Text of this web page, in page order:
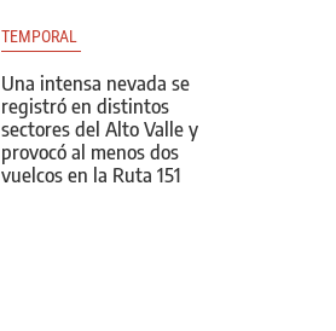
TEMPORAL
Una intensa nevada se
registró en distintos
sectores del Alto Valle y
provocó al menos dos
vuelcos en la Ruta 151